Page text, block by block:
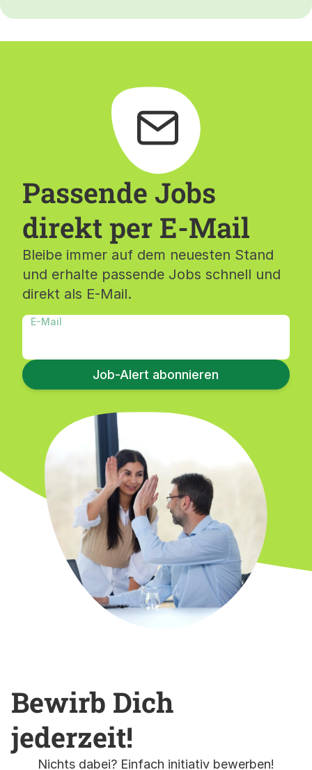
Passende Jobs
direkt per E-Mail
Bleibe immer auf dem neuesten Stand
und erhalte passende Jobs schnell und
direkt als E-Mail.
E-Mail
Job-Alert abonnieren
Bewirb Dich
jederzeit!
Nichts dabei? Einfach initiativ bewerben!